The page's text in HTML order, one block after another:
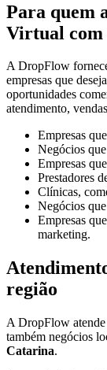
Para quem
Virtual
A DropFlow
empresas que
oportunidades
atendimento,
Empresas
Negócios
Empresas
Prestadores
Clínicas,
Negócios
Empresas
marketing.
região
A DropFlow atende
também negócios
Catarina.